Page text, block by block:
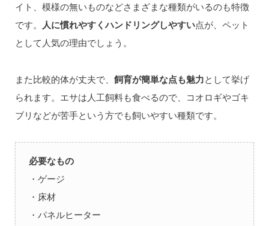
イト、模様の無いものなどさまざまな種類がいるのも特徴
です。 人に慣れやすくハンドリングしやすい点が、ペット
として人気の理由でしょう。
また比較的体が丈夫で、 飼育が簡単な点も魅力として挙げ
られます。エサは人工飼料も食べるので、コオロギやゴキ
ブリなどが苦手という方でも飼いやすい種類です。
必要なもの
・ゲージ
・床材
・パネルヒーター